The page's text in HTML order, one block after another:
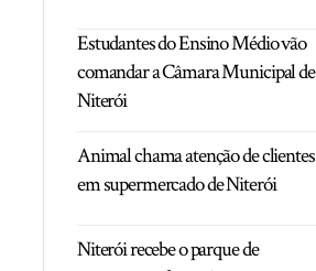
Estudantes do Ensino Médio vão
comandar a Câmara Municipal de
Niterói
Animal chama atenção de clientes
em supermercado de Niterói
Niterói recebe o parque de